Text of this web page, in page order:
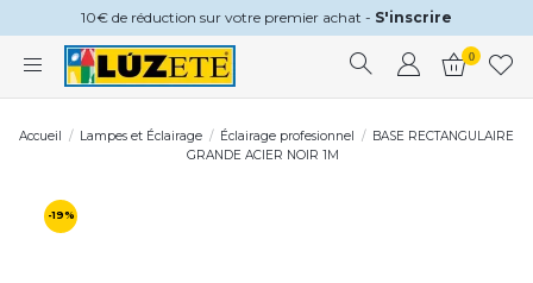
10€ de réduction sur votre premier achat - S'inscrire
0
Accueil Lampes et Éclairage Éclairage profesionnel
BASE RECTANGULAIRE
GRANDE ACIER NOIR 1M
-19%